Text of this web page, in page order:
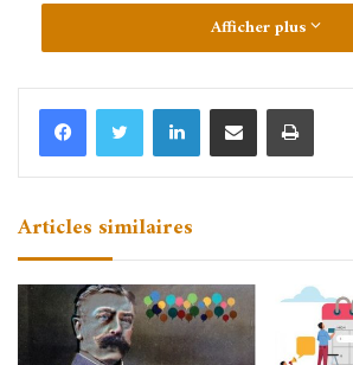
Afficher plus
Linkedin Partager par email Imprimer
Articles similaires